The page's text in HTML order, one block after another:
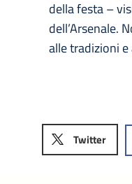
della festa –
dell’Arsenale.
alle tradizioni
Twitter